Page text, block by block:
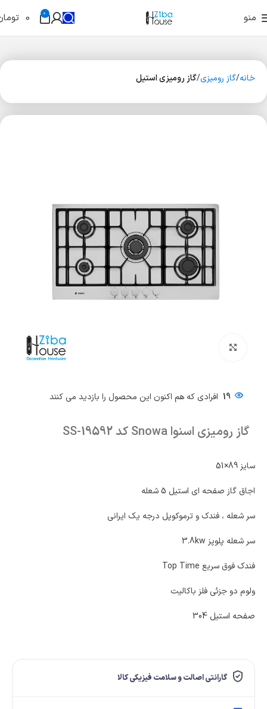
منو 0
0
خانه گاز رومیزی گاز رومیزی استیل
19 افرادی که هم اکنون این محصول را بازدید می کنند
گاز رومیزی اسنوا Snowa کد SS-19592
سایز 89×51
اجاق گاز صفحه ای استیل 5 شعله
سر شعله ، فندک و ترموکوپل درجه یک ایرانی
سر شعله پلوپز 3.8kw
فندک فوق سریع Top Time
ولوم دو جزئی فلز باکالیت
صفحه استیل 304
گارانتی اصالت و سلامت فیزیکی کالا